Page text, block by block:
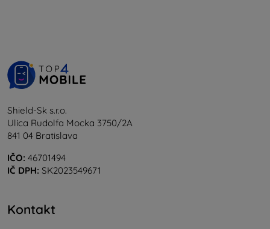
Shield-Sk s.r.o.
Ulica Rudolfa Mocka 3750/2A
841 04 Bratislava
IČO: 46701494
IČ DPH: SK2023549671
Kontakt